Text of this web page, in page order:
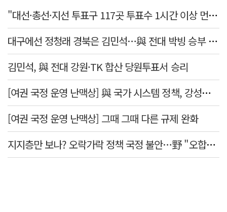
"대선·총선·지선 투표구 117곳 투표수 1시간 이상 먼저 입력"
대구에선 정청래 경북은 김민석…與 전대 박빙 승부 이어간다
김민석, 與 전대 강원·TK 합산 당원투표서 승리
[여권 국정 운영 난맥상] 與 국가 시스템 정책, 강성층 결집에 의존
[여권 국정 운영 난맥상] 그때 그때 다른 규제 완화
지지층만 보나? 오락가락 정책 국정 불안…野 "오합지졸"